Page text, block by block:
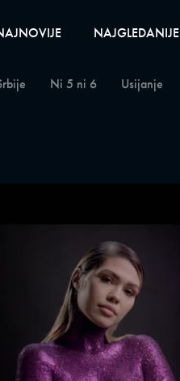
NAJGLEDANIJE
Ni 5 ni 6 Usijanje